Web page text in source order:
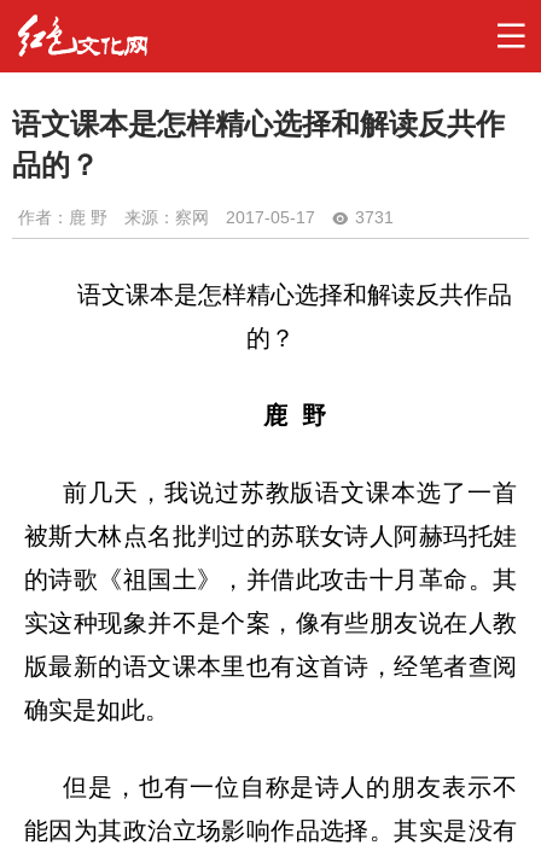
语文课本是怎样精心选择和解读反共作
品的？
作者： 鹿 野 来源：察网 2017-05-17 3731
语文课本是怎样精心选择和解读反共作品
的？
鹿 野
前几天，我说过苏教版语文课本选了一首
被斯大林点名批判过的苏联女诗人阿赫玛托娃
的诗歌《祖国土》，并借此攻击十月革命。其
实这种现象并不是个案，像有些朋友说在人教
版最新的语文课本里也有这首诗，经笔者查阅
确实是如此。
但是，也有一位自称是诗人的朋友表示不
能因为其政治立场影响作品选择。其实是没有